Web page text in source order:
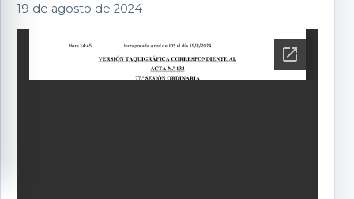
19 de agosto de 2024